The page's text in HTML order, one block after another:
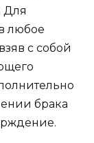
Для
любое
с собой
брака